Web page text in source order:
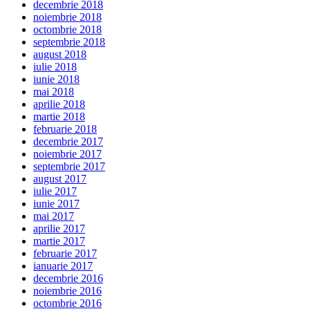
decembrie 2018
noiembrie 2018
octombrie 2018
septembrie 2018
august 2018
iulie 2018
iunie 2018
mai 2018
aprilie 2018
martie 2018
februarie 2018
decembrie 2017
noiembrie 2017
septembrie 2017
august 2017
iulie 2017
iunie 2017
mai 2017
aprilie 2017
martie 2017
februarie 2017
ianuarie 2017
decembrie 2016
noiembrie 2016
octombrie 2016